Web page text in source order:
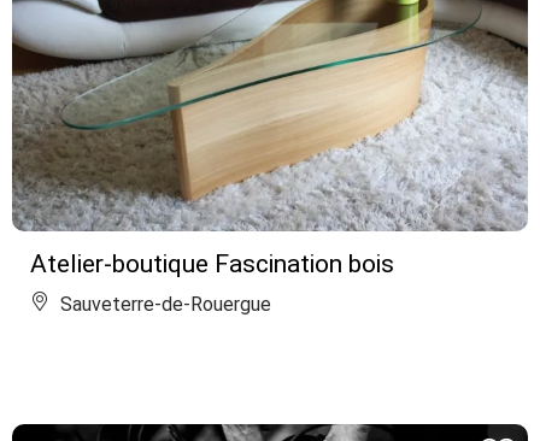
Atelier-boutique Fascination bois
Sauveterre-de-Rouergue